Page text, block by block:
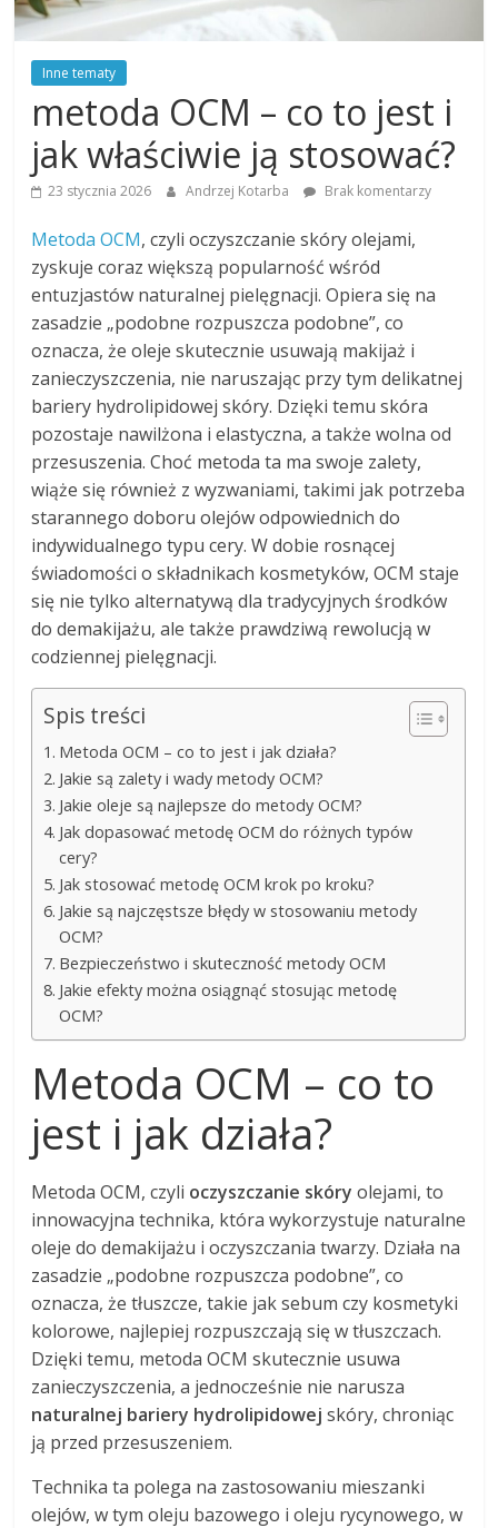
Inne tematy
metoda OCM – co to jest i
jak właściwie ją stosować?
23 stycznia 2026 Andrzej Kotarba Brak komentarzy
Metoda OCM, czyli oczyszczanie skóry olejami,
zyskuje coraz większą popularność wśród
entuzjastów naturalnej pielęgnacji. Opiera się na
zasadzie „podobne rozpuszcza podobne”, co
oznacza, że oleje skutecznie usuwają makijaż i
zanieczyszczenia, nie naruszając przy tym delikatnej
bariery hydrolipidowej skóry. Dzięki temu skóra
pozostaje nawilżona i elastyczna, a także wolna od
przesuszenia. Choć metoda ta ma swoje zalety,
wiąże się również z wyzwaniami, takimi jak potrzeba
starannego doboru olejów odpowiednich do
indywidualnego typu cery. W dobie rosnącej
świadomości o składnikach kosmetyków, OCM staje
się nie tylko alternatywą dla tradycyjnych środków
do demakijażu, ale także prawdziwą rewolucją w
codziennej pielęgnacji.
Spis treści
Metoda OCM – co to jest i jak działa?
Jakie są zalety i wady metody OCM?
Jakie oleje są najlepsze do metody OCM?
Jak dopasować metodę OCM do różnych typów
cery?
Jak stosować metodę OCM krok po kroku?
Jakie są najczęstsze błędy w stosowaniu metody
OCM?
Bezpieczeństwo i skuteczność metody OCM
Jakie efekty można osiągnąć stosując metodę
OCM?
Metoda OCM – co to
jest i jak działa?
Metoda OCM, czyli oczyszczanie skóry olejami, to
innowacyjna technika, która wykorzystuje naturalne
oleje do demakijażu i oczyszczania twarzy. Działa na
zasadzie „podobne rozpuszcza podobne”, co
oznacza, że tłuszcze, takie jak sebum czy kosmetyki
kolorowe, najlepiej rozpuszczają się w tłuszczach.
Dzięki temu, metoda OCM skutecznie usuwa
zanieczyszczenia, a jednocześnie nie narusza
naturalnej bariery hydrolipidowej skóry, chroniąc
ją przed przesuszeniem.
Technika ta polega na zastosowaniu mieszanki
olejów, w tym oleju bazowego i oleju rycynowego, w